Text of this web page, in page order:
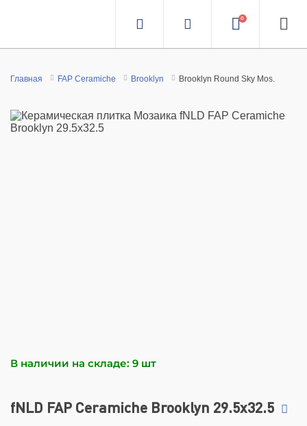
0
Главная FAP Ceramiche Brooklyn Brooklyn Round Sky Mos.
В наличии на складе: 9 шт
fNLD FAP Ceramiche Brooklyn 29.5x32.5